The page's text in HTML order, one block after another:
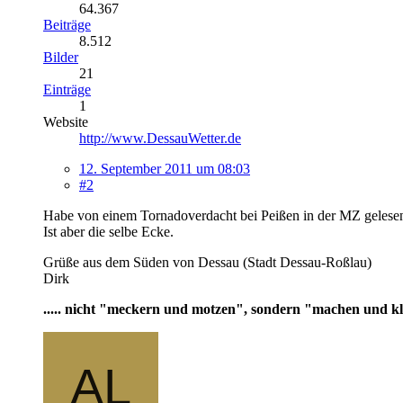
64.367
Beiträge
8.512
Bilder
21
Einträge
1
Website
http://www.DessauWetter.de
12. September 2011 um 08:03
#2
Habe von einem Tornadoverdacht bei Peißen in der MZ
Ist aber die selbe Ecke.
Grüße aus dem Süden von Dessau (Stadt Dessau-Roßlau)
Dirk
..... nicht "meckern und motzen", sondern "machen und